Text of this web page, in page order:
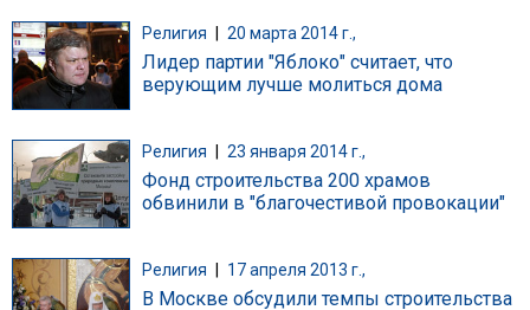
Религия 20 марта 2014 г.,
Лидер партии "Яблоко" считает, что
верующим лучше молиться дома
Религия 23 января 2014 г.,
Фонд строительства 200 храмов
обвинили в "благочестивой провокации"
Религия 17 апреля 2013 г.,
В Москве обсудили темпы строительства